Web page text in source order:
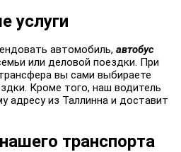
услуги
автомобиль, автобус
или деловой поездки. При
вы сами выбираете
Кроме того, наш водитель
адресу из Таллинна и доставит
транспорта